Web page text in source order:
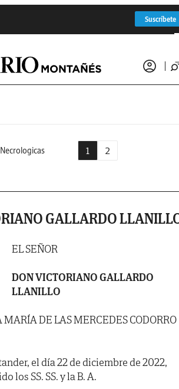
Suscríbete
Necrologicas 1 2
GALLARDO
EL SEÑOR
DON VICTORIANO GALLARDO
LLANILLO
MARÍA DE LAS MERCEDES CODORRO
el día 22 de diciembre de 2022,
los SS. SS. y la B. A.